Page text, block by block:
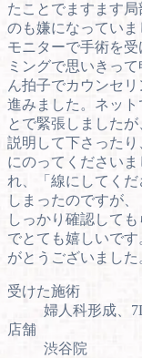
たことでますます
のも嫌になってい
モニターで手術を
ミングで思いきっ
ん拍子でカウンセ
進みました。ネッ
とで緊張しました
説明して下さった
にのってください
れ、「線にしてく
しまったのですが
しっかり確認して
でとても嬉しいで
がとうございました
受けた施術
婦人科形成、
店舗
渋谷院